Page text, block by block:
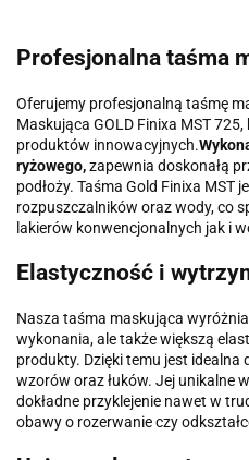
Profesjonalna taśma
Oferujemy profesjonalną taśmę
Maskująca GOLD Finixa MST
produktów innowacyjnych.
ryżowego,zapewnia doskonałą
podłoży. Taśma Gold Finixa MST
rozpuszczalników oraz wody, co
lakierów konwencjonalnych jak i
Elastyczność i
Nasza taśma maskująca
wykonania, ale także większą
produkty. Dzięki temu jest idealna
wzorów oraz łuków. Jej unikalne
dokładne przyklejenie nawet w
obawy o rozerwanie czy